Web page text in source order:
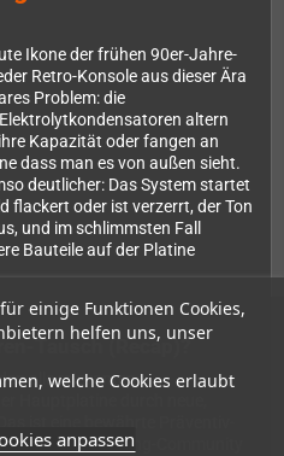
einige Funktionen Cookies,
helfen uns, unser
welche Cookies erlaubt
anpassen
Ikone der frühen 90er-Jahre-
Retro-Konsole aus dieser Ära
Problem: die
altern
Kapazität oder fangen an
dass man es von außen sieht.
deutlicher: Das System startet
flackert oder ist verzerrt, der Ton
und im schlimmsten Fall
Bauteile auf der Platine
Tausch (Recap)?
alle relevanten
Hauptplatine durch neue,
der Retro-Gaming-Community